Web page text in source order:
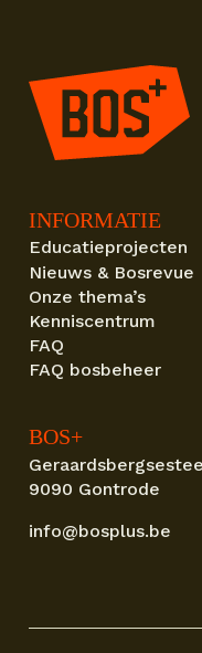
INFORMATIE
Educatieprojecten
Nieuws & Bosrevue
Onze thema’s
Kenniscentrum
FAQ
FAQ bosbeheer
BOS+
9090 Gontrode
info@bosplus.be